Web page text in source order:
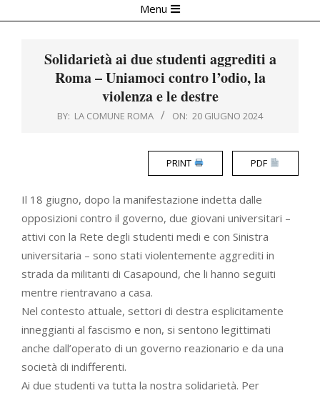
Navigation
Menu
Solidarietà ai due studenti aggrediti a
Roma – Uniamoci contro l’odio, la
violenza e le destre
BY: LA COMUNE ROMA ON: 20 GIUGNO 2024
PRINT PDF
Il 18 giugno, dopo la manifestazione indetta dalle
opposizioni contro il governo, due giovani universitari –
attivi con la Rete degli studenti medi e con Sinistra
universitaria – sono stati violentemente aggrediti in
strada da militanti di Casapound, che li hanno seguiti
mentre rientravano a casa.
Nel contesto attuale, settori di destra esplicitamente
inneggianti al fascismo e non, si sentono legittimati
anche dall’operato di un governo reazionario e da una
società di indifferenti.
Ai due studenti va tutta la nostra solidarietà. Per